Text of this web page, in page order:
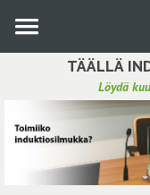
pääsisältöön
TÄÄLLÄ
Löydä
Etsi
Tee ehdotus ja
Hae ehdotuksia